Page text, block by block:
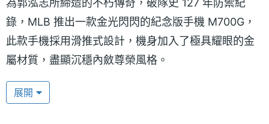
錄，MLB 推出一款金光閃閃的紀念版手機 M700G，
此款手機採用滑推式設計，機身加入了極具耀眼的金
屬材質，盡顯沉穩內斂尊榮風格。
999 純金背蓋
展開